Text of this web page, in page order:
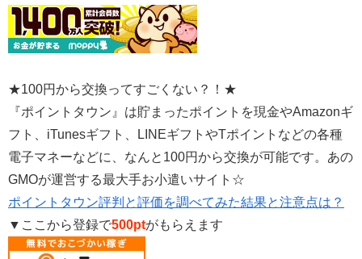
★100円から交換ってすごくない？！★
『ポイントタウン』は貯まったポイントを現金やAmazonギ
フト、iTunesギフト、LINEギフトやTポイントなどの各種
電子マネーなどに、なんと100円から交換が可能です。あの
GMOが運営する最大手お小遣いサイト☆
ポイントタウン評判と評価を調べてみた結果と注意点は？
▼ここから登録で500ptがもらえます